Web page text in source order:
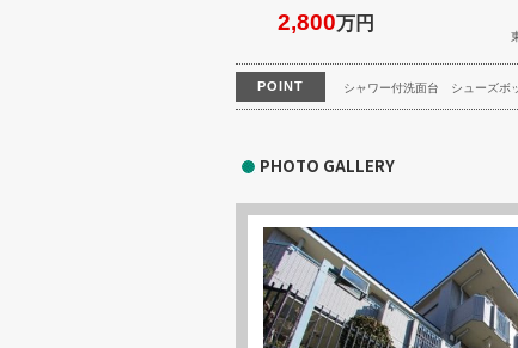
2,800万円
POINT シャワー付洗面台 シューズボ
PHOTO GALLERY